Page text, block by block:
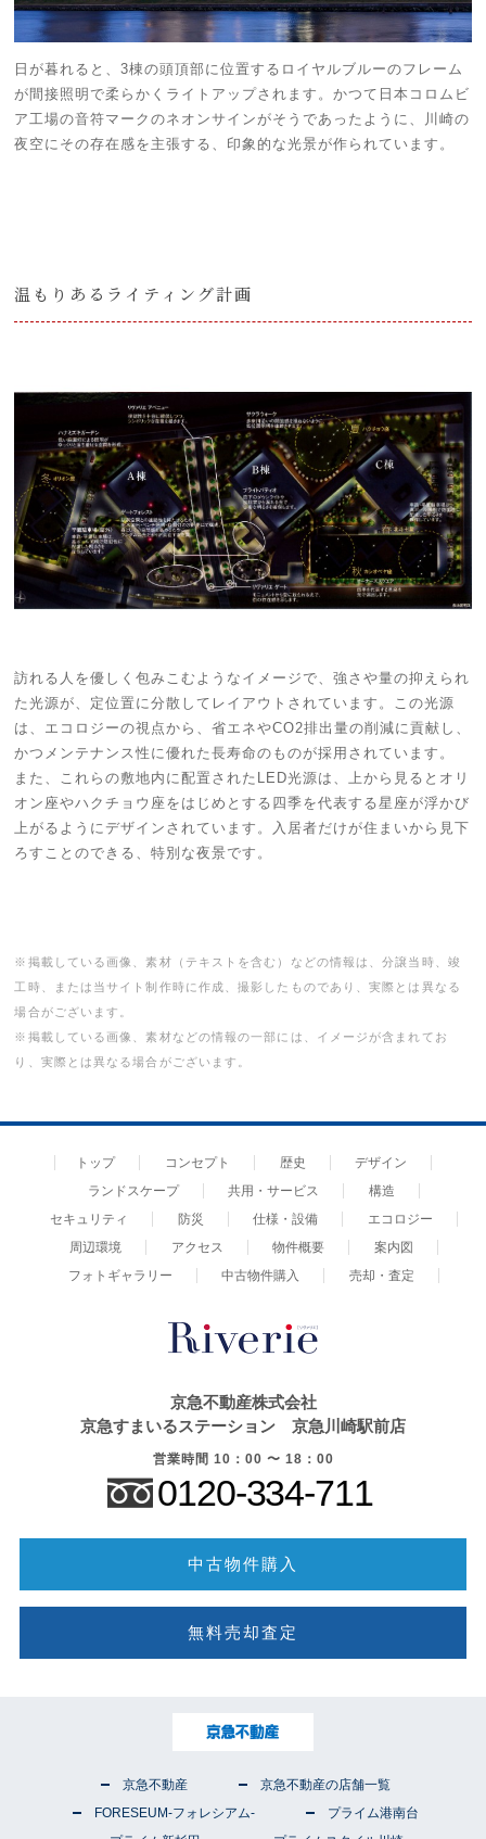
日が暮れると、3棟の頭頂部に位置するロイヤルブルーのフレーム
が間接照明で柔らかくライトアップされます。かつて日本コロムビ
ア工場の音符マークのネオンサインがそうであったように、川崎の
夜空にその存在感を主張する、印象的な光景が作られています。
温もりあるライティング計画
訪れる人を優しく包みこむようなイメージで、強さや量の抑えられ
た光源が、定位置に分散してレイアウトされています。この光源
は、エコロジーの視点から、省エネやCO2排出量の削減に貢献し、
かつメンテナンス性に優れた長寿命のものが採用されています。
また、これらの敷地内に配置されたLED光源は、上から見るとオリ
オン座やハクチョウ座をはじめとする四季を代表する星座が浮かび
上がるようにデザインされています。入居者だけが住まいから見下
ろすことのできる、特別な夜景です。
※掲載している画像、素材（テキストを含む）などの情報は、分譲当時、竣
工時、または当サイト制作時に作成、撮影したものであり、実際とは異なる
場合がございます。
※掲載している画像、素材などの情報の一部には、イメージが含まれてお
り、実際とは異なる場合がございます。
トップ コンセプト 歴史
デザイン
ランドスケープ
共用・サービス
構造
セキュリティ
防災 仕様・設備
エコロジー
周辺環境
アクセス 物件概要
案内図
フォトギャラリー
中古物件購入 売却・査定
京急不動産株式会社
京急すまいるステーション 京急川崎駅前店
営業時間 10：00 〜 18：00
0120-334-711
中古物件購入
無料売却査定
京急不動産
京急不動産の店舗一覧
FORESEUM-フォレシアム-
プライム港南台